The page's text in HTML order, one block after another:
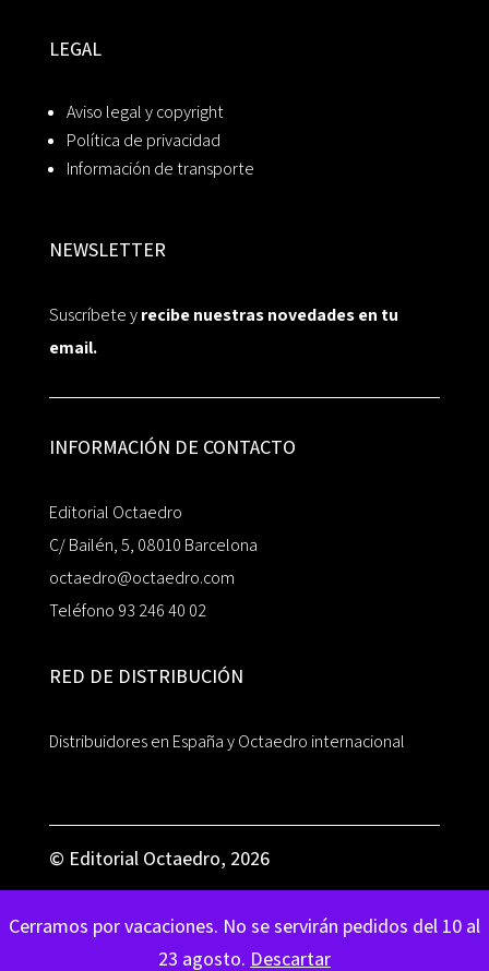
Cerramos por vacaciones. No se servirán pedidos del 10 al
23 agosto. Descartar
LEGAL
Aviso legal y copyright
Política de privacidad
Información de transporte
NEWSLETTER
Suscríbete yrecibe nuestras novedades en tu
email.
INFORMACIÓN DE CONTACTO
Editorial Octaedro
C/ Bailén, 5, 08010 Barcelona
octaedro@octaedro.com
Teléfono 93 246 40 02
RED DE DISTRIBUCIÓN
Distribuidores en España y Octaedro internacional
© Editorial Octaedro, 2026